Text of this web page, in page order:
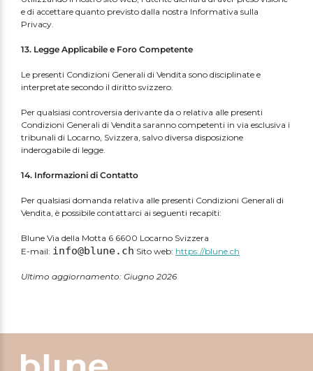
e di accettare quanto previsto dalla nostra Informativa sulla
Privacy.
13. Legge Applicabile e Foro Competente
Le presenti Condizioni Generali di Vendita sono disciplinate e
interpretate secondo il diritto svizzero.
Per qualsiasi controversia derivante da o relativa alle presenti
Condizioni Generali di Vendita saranno competenti in via esclusiva i
tribunali di Locarno, Svizzera, salvo diversa disposizione
inderogabile di legge.
14. Informazioni di Contatto
Per qualsiasi domanda relativa alle presenti Condizioni Generali di
Vendita, è possibile contattarci ai seguenti recapiti:
Blune Via della Motta 6 6600 Locarno Svizzera
E-mail: info@blune.ch Sito web: https://blune.ch
Ultimo aggiornamento: Giugno 2026